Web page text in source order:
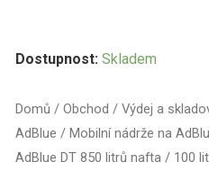
Domů / Obchod / Výdej a
AdBlue / Mobilní nádrže na
AdBlue DT 850 litrů nafta / 100
Dostupnost: Skladem